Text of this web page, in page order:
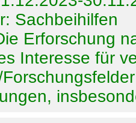
Sachbeihilfen
Erforschung
Interesse für